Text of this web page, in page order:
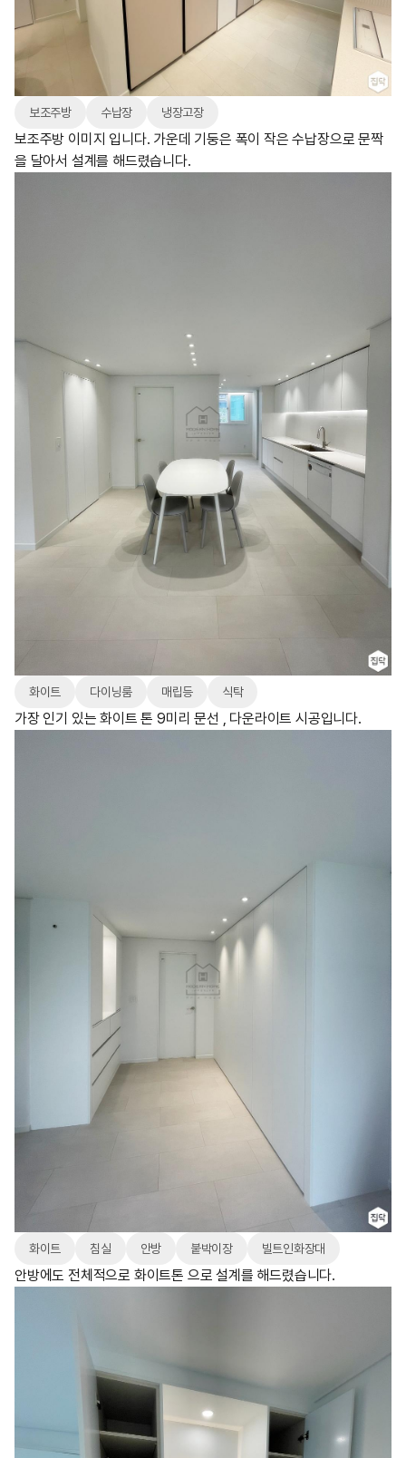
보조주방 수납장 냉장고장
보조주방 이미지 입니다. 가운데 기둥은 폭이 작은 수납장으로 문짝
을 달아서 설계를 해드렸습니다.
화이트 다이닝룸 매립등 식탁
가장 인기 있는 화이트 톤 9미리 문선 , 다운라이트 시공입니다.
화이트 침실 안방 붙박이장 빌트인화장대
안방에도 전체적으로 화이트톤 으로 설계를 해드렸습니다.